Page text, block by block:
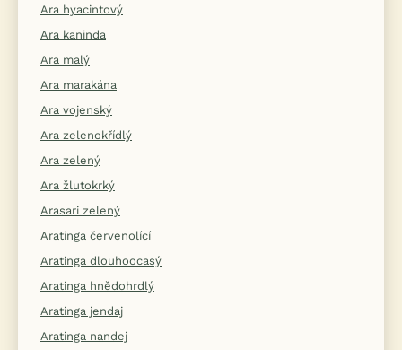
Ara hyacintový
Ara kaninda
Ara malý
Ara marakána
Ara vojenský
Ara zelenokřídlý
Ara zelený
Ara žlutokrký
Arasari zelený
Aratinga červenolící
Aratinga dlouhoocasý
Aratinga hnědohrdlý
Aratinga jendaj
Aratinga nandej